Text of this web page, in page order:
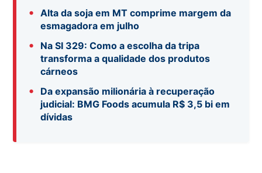
•
Alta da soja em MT comprime margem da
esmagadora em julho
•
Na SI 329: Como a escolha da tripa
transforma a qualidade dos produtos
cárneos
•
Da expansão milionária à recuperação
judicial: BMG Foods acumula R$ 3,5 bi em
dívidas